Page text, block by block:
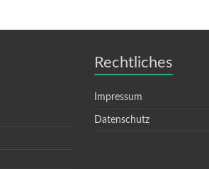
Rechtliches
Impressum
Datenschutz